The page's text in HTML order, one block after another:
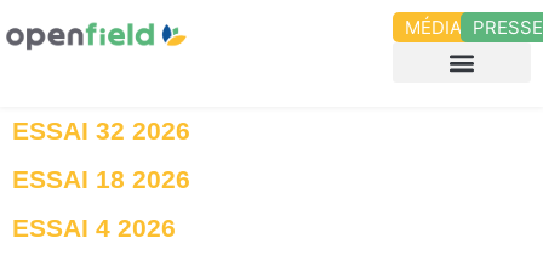
MÉDIAS PRESSE
ESSAI 32 2026
ESSAI 18 2026
ESSAI 4 2026